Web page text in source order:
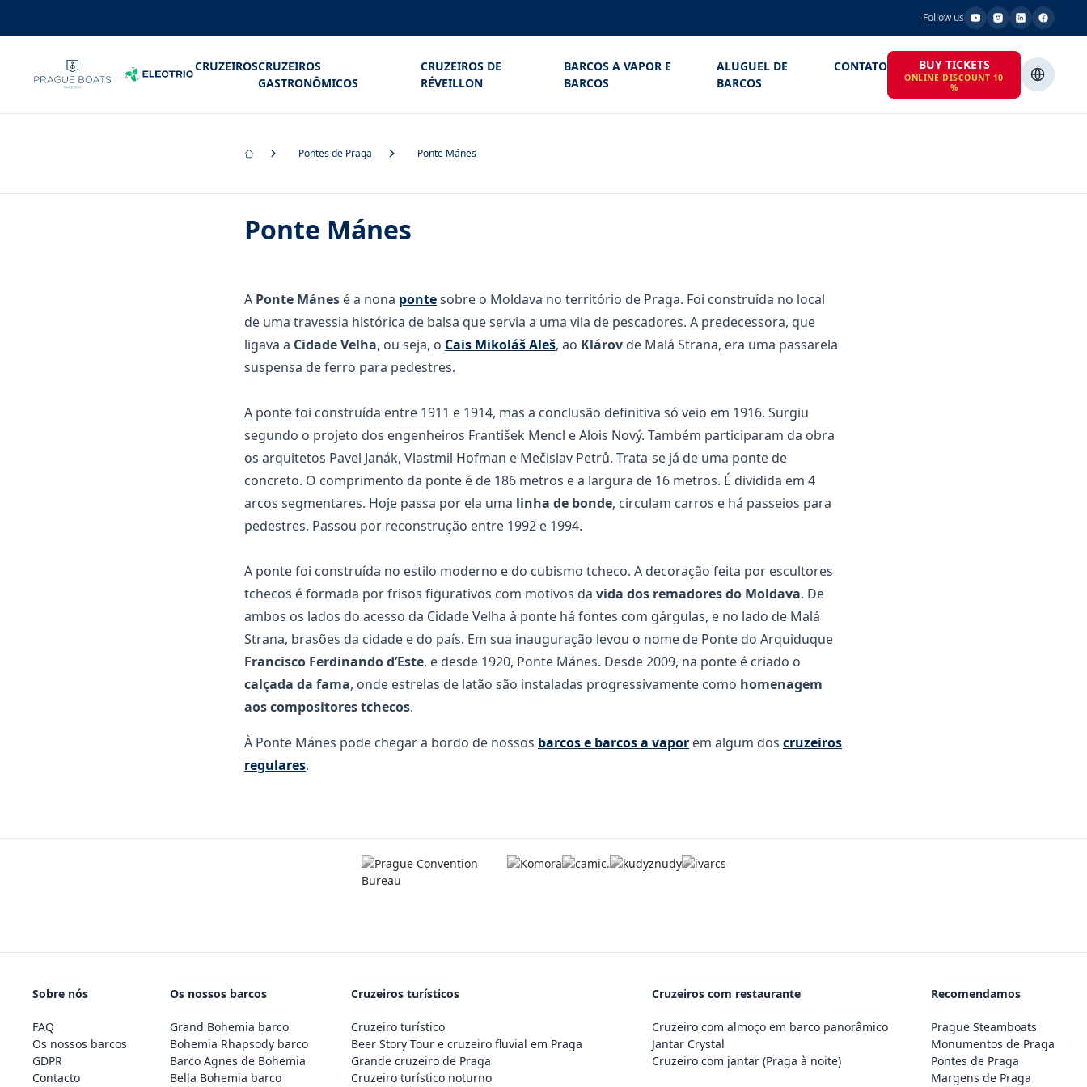
Follow us
CRUZEIROSCRUZEIROS
GASTRONÔMICOS
CRUZEIROS DE
RÉVEILLON
BARCOS A VAPOR E
BARCOS
ALUGUEL DE
BARCOS
CONTATO BUY TICKETS
ONLINE DISCOUNT 10
%
Pontes de Praga Ponte Mánes
Ponte Mánes
A Ponte Mánes é a nona pontesobre o Moldava no território de Praga. Foi construída no local
de uma travessia histórica de balsa que servia a uma vila de pescadores. A predecessora, que
ligava a Cidade Velha, ou seja, o Cais Mikoláš Aleš, ao Klárov de Malá Strana, era uma passarela
suspensa de ferro para pedestres.
A ponte foi construída entre 1911 e 1914, mas a conclusão definitiva só veio em 1916. Surgiu
segundo o projeto dos engenheiros František Mencl e Alois Nový. Também participaram da obra
os arquitetos Pavel Janák, Vlastmil Hofman e Mečislav Petrů. Trata-se já de uma ponte de
concreto. O comprimento da ponte é de 186 metros e a largura de 16 metros. É dividida em 4
arcos segmentares. Hoje passa por ela uma linha de bonde, circulam carros e há passeios para
pedestres. Passou por reconstrução entre 1992 e 1994.
A ponte foi construída no estilo moderno e do cubismo tcheco. A decoração feita por escultores
tchecos é formada por frisos figurativos com motivos da vida dos remadores do Moldava. De
ambos os lados do acesso da Cidade Velha à ponte há fontes com gárgulas, e no lado de Malá
Strana, brasões da cidade e do país. Em sua inauguração levou o nome de Ponte do Arquiduque
Francisco Ferdinando d’Este, e desde 1920, Ponte Mánes. Desde 2009, na ponte é criado o
calçada da fama, onde estrelas de latão são instaladas progressivamente como homenagem
aos compositores tchecos.
À Ponte Mánes pode chegar a bordo de nossos barcos e barcos a vapor em algum dos cruzeiros
regulares.
Sobre nós
FAQ
Os nossos barcos
GDPR
Contacto
Os nossos barcos
Grand Bohemia barco
Bohemia Rhapsody barco
Barco Agnes de Bohemia
Bella Bohemia barco
Cruzeiros turísticos
Cruzeiro turístico
Beer Story Tour e cruzeiro fluvial em Praga
Grande cruzeiro de Praga
Cruzeiro turístico noturno
Cruzeiros com restaurante
Cruzeiro com almoço em barco panorâmico
Jantar Crystal
Cruzeiro com jantar (Praga à noite)
Recomendamos
Prague Steamboats
Monumentos de Praga
Pontes de Praga
Margens de Praga